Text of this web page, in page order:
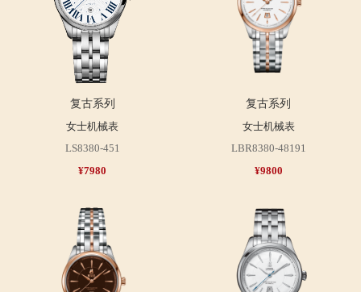
复古系列
女士机械表
LS8380-451
¥7980
复古系列
女士机械表
LBR8380-48191
¥9800